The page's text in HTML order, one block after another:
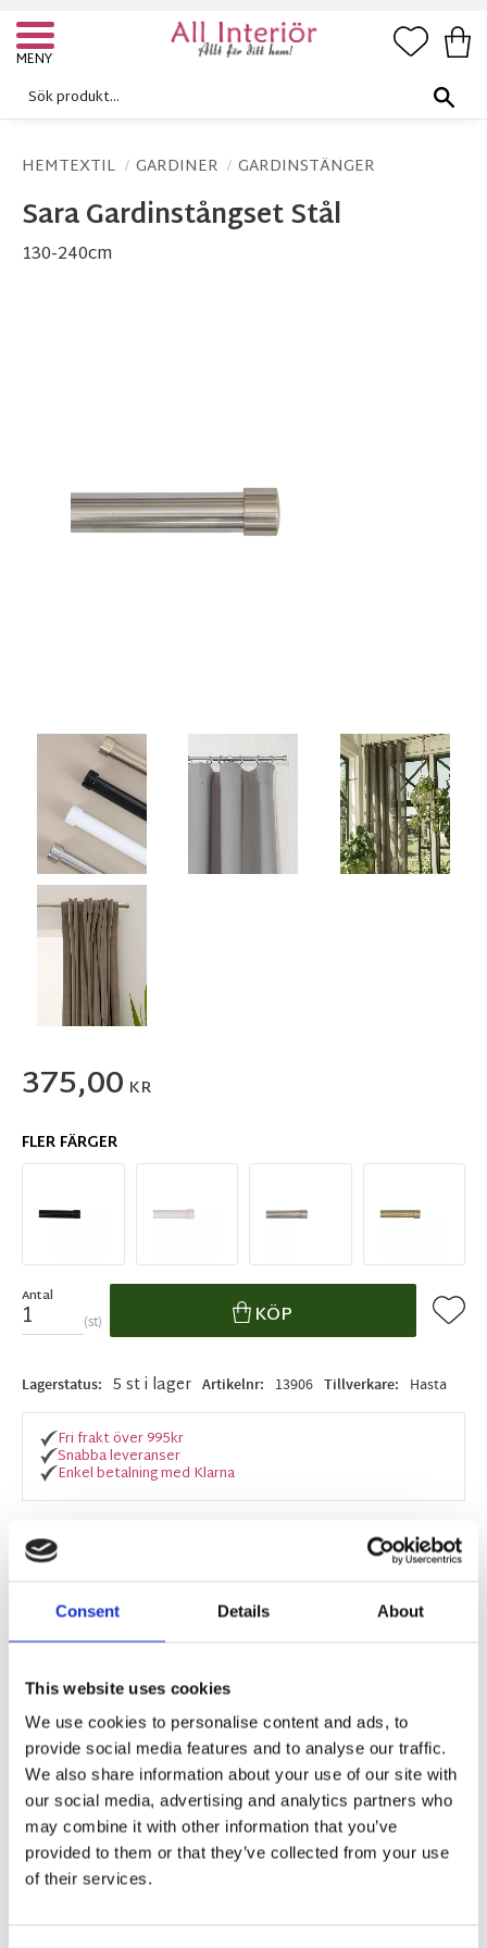
Consent Details About
This website uses cookies
We use cookies to personalise content and ads, to
provide social media features and to analyse our traffic.
We also share information about your use of our site with
our social media, advertising and analytics partners who
may combine it with other information that you’ve
provided to them or that they’ve collected from your use
of their services.
Meny
HEMTEXTIL GARDINER GARDINSTÄNGER
Sara Gardinstångset Stål
130-240cm
375,00 KR
FLER FÄRGER
Antal
st KÖP Lägg
Lagerstatus 5 st i lager Artikelnr 13906 Tillverkare Hasta
Fri frakt över 995kr
Snabba leveranser
Enkel betalning med Klarna
Komplett gardinstång.
Innehåller justerbara stänger 130-240 cm, 2 st
ändknoppar, 3 st justerbara väggfästen (10,5-12
cm). I setet ingår även förlängningsdelar till
väggfästen (totalt max 14 cm ut från väggen)
som med fördel används till fönster med stora
fönsterbrädor för att ge gardinen ett snyggt fall.
Stången är av reglerbar längd 130-240 cm. Genom
att gardinstången består av två stänger, där den